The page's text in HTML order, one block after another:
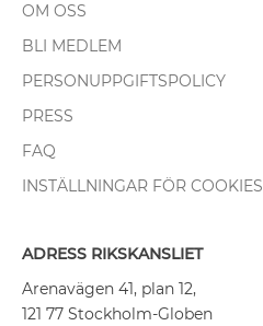
OM OSS
BLI MEDLEM
PERSONUPPGIFTSPOLICY
PRESS
FAQ
INSTÄLLNINGAR FÖR COOKIES
ADRESS RIKSKANSLIET
Arenavägen 41, plan 12,
121 77 Stockholm-Globen